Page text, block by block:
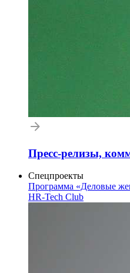
Пресс-релизы,
Спецпроекты
Программа «Деловые
HR-Tech Club